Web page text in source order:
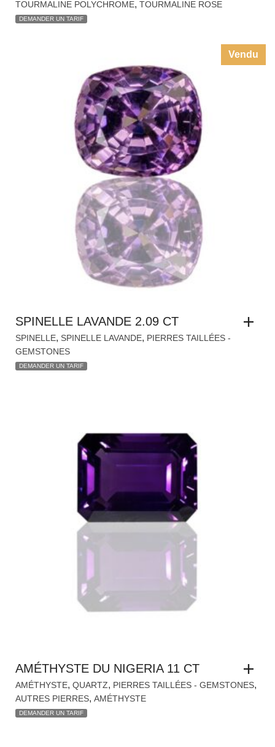
TOURMALINE POLYCHROME, TOURMALINE ROSE
DEMANDER UN TARIF
Vendu
SPINELLE LAVANDE 2.09 CT
SPINELLE, SPINELLE LAVANDE, PIERRES TAILLÉES -
GEMSTONES
DEMANDER UN TARIF
AMÉTHYSTE DU NIGERIA 11 CT
AMÉTHYSTE, QUARTZ, PIERRES TAILLÉES - GEMSTONES,
AUTRES PIERRES, AMÉTHYSTE
DEMANDER UN TARIF